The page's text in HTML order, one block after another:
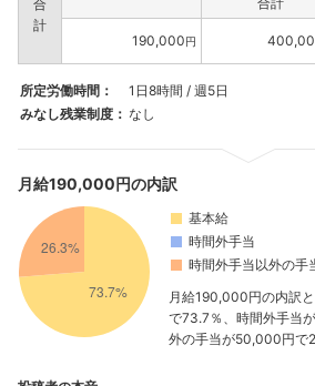
合
計
190,000円
所定労働時間：
1日8時間 / 週5日
みなし残業制度： なし
月給190,000円の内訳
基本給
時間外手当
時間外手当以外の手
月給190,000円の内訳
で73.7％、時間外手当
外の手当が50,000円で